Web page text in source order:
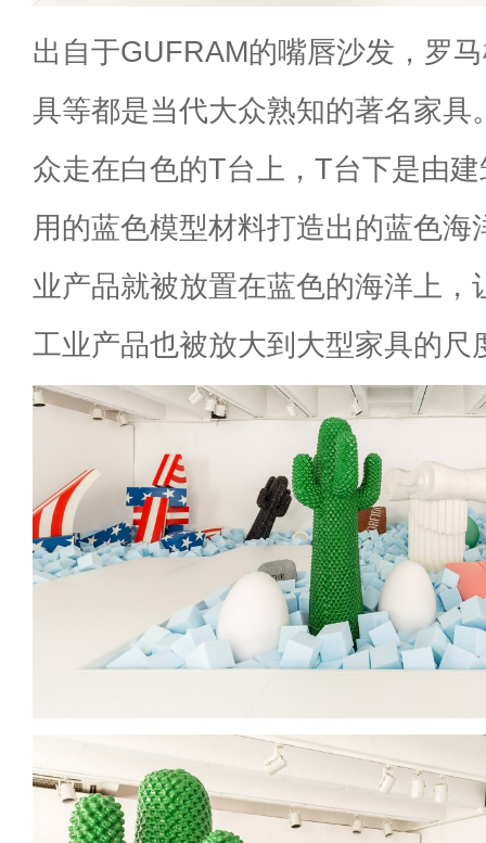
出自于GUFRAM的嘴唇沙发，罗
具等都是当代大众熟知的著名家具
众走在白色的T台上，T台下是由
用的蓝色模型材料打造出的蓝色海
业产品就被放置在蓝色的海洋上，
工业产品也被放大到大型家具的尺